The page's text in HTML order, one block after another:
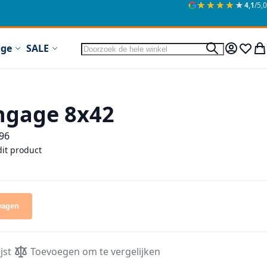
★★★★★
★★★★★4,1/5,0
SALE Zoek
ZoekMijn
8x42
product
Toevoegen om te vergelijken